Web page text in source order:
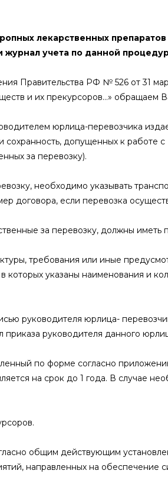
лекарственных
учета по данной
Правительства РФ № 526 от 31
и их прекурсоров…»
юрлица-перевозчика
сохранность, допущенных к работе
за перевозку).
необходимо указывать
договора, если перевозка
за перевозку, должны
требования или иные
указаны наименования и
руководителя юрлица-
руководителя данного
по форме согласно
на срок до 1 года. В случае
общим действующим
направленных на обеспечение